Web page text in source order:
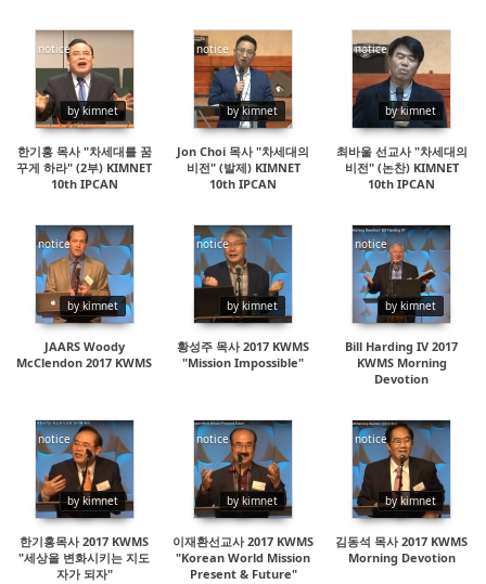
notice
by kimnet
36354
한기홍 목사 "차세대를 꿈
꾸게 하라" (2부) KIMNET
10th IPCAN
notice
by kimnet
15833
Jon Choi 목사 "차세대의
비전" (발제) KIMNET
10th IPCAN
notice
by kimnet
35632
최바울 선교사 "차세대의
비전" (논찬) KIMNET
10th IPCAN
notice
by kimnet
48409
JAARS Woody
McClendon 2017 KWMS
notice
by kimnet
16391
황성주 목사 2017 KWMS
"Mission Impossible"
notice
by kimnet
18411
Bill Harding IV 2017
KWMS Morning
Devotion
notice
by kimnet
14863
한기홍목사 2017 KWMS
"세상을 변화시키는 지도
자가 되자"
notice
by kimnet
18883
이재환선교사 2017 KWMS
"Korean World Mission
Present & Future"
notice
by kimnet
29876
김동석 목사 2017 KWMS
Morning Devotion